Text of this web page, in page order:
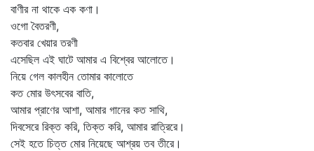
বাণীর না থাকে এক কণা।
ওগো বৈতরণী,
কতবার খেয়ার তরণী
এসেছিল এই ঘাটে আমার এ বিশ্বের আলোতে।
নিয়ে গেল কালহীন তোমার কালোতে
কত মোর উৎসবের বাতি,
আমার প্রাণের আশা, আমার গানের কত সাথি,
দিবসেরে রিক্ত করি, তিক্ত করি, আমার রাত্রিরে।
সেই হতে চিত্ত মোর নিয়েছে আশ্রয় তব তীরে।